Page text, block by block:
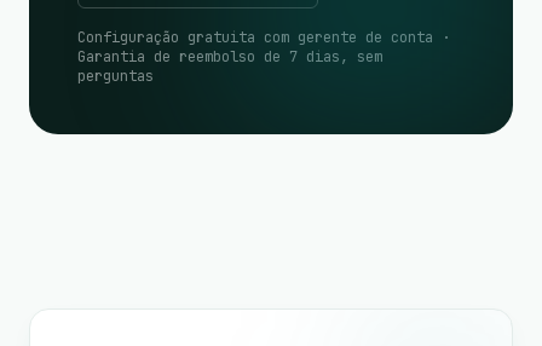
Configuração gratuita com gerente de conta ·
Garantia de reembolso de 7 dias, sem
perguntas